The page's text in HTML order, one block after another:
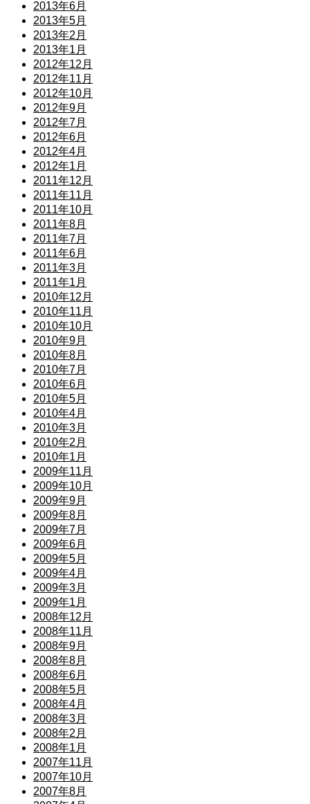
2013年6月
2013年5月
2013年2月
2013年1月
2012年12月
2012年11月
2012年10月
2012年9月
2012年7月
2012年6月
2012年4月
2012年1月
2011年12月
2011年11月
2011年10月
2011年8月
2011年7月
2011年6月
2011年3月
2011年1月
2010年12月
2010年11月
2010年10月
2010年9月
2010年8月
2010年7月
2010年6月
2010年5月
2010年4月
2010年3月
2010年2月
2010年1月
2009年11月
2009年10月
2009年9月
2009年8月
2009年7月
2009年6月
2009年5月
2009年4月
2009年3月
2009年1月
2008年12月
2008年11月
2008年9月
2008年8月
2008年6月
2008年5月
2008年4月
2008年3月
2008年2月
2008年1月
2007年11月
2007年10月
2007年8月